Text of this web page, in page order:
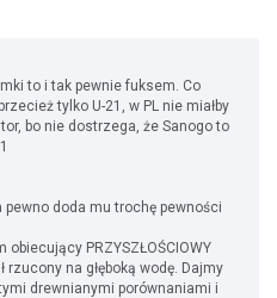
to i tak pewnie fuksem. Co
tylko U-21, w PL nie miałby
bo nie dostrzega, że Sanogo to
pewno doda mu trochę pewności
PRZYSZŁOŚCIOWY
na głęboką wodę. Dajmy
drewnianymi porównaniami i